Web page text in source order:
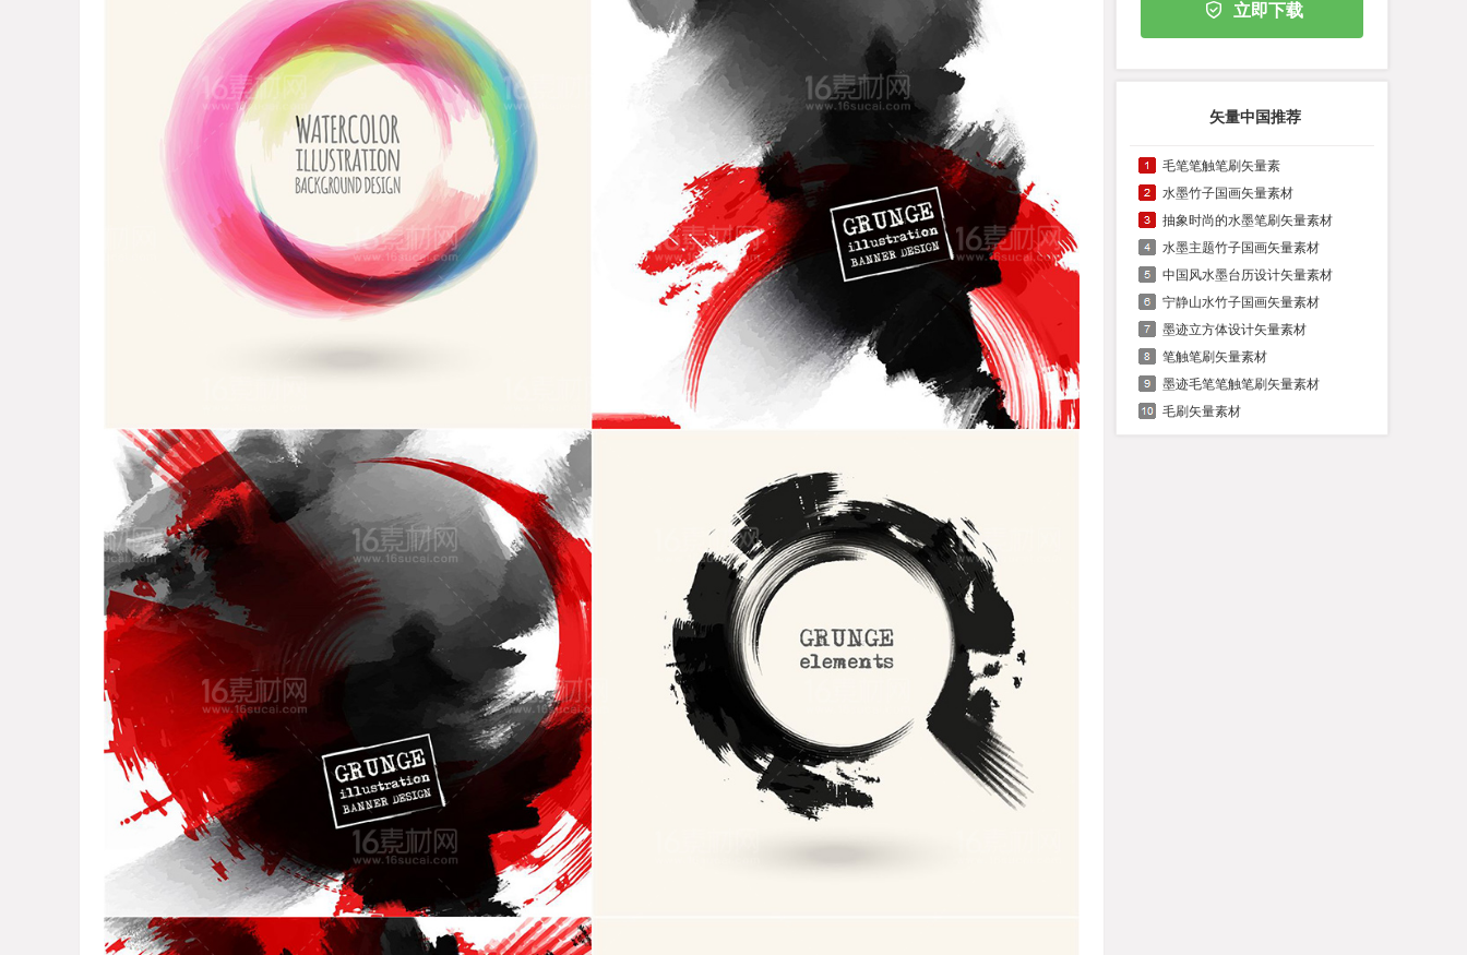
立即下载
矢量中国推荐
毛笔笔触笔刷矢量素
水墨竹子国画矢量素材
抽象时尚的水墨笔刷矢量素材
水墨主题竹子国画矢量素材
中国风水墨台历设计矢量素材
宁静山水竹子国画矢量素材
墨迹立方体设计矢量素材
笔触笔刷矢量素材
墨迹毛笔笔触笔刷矢量素材
毛刷矢量素材